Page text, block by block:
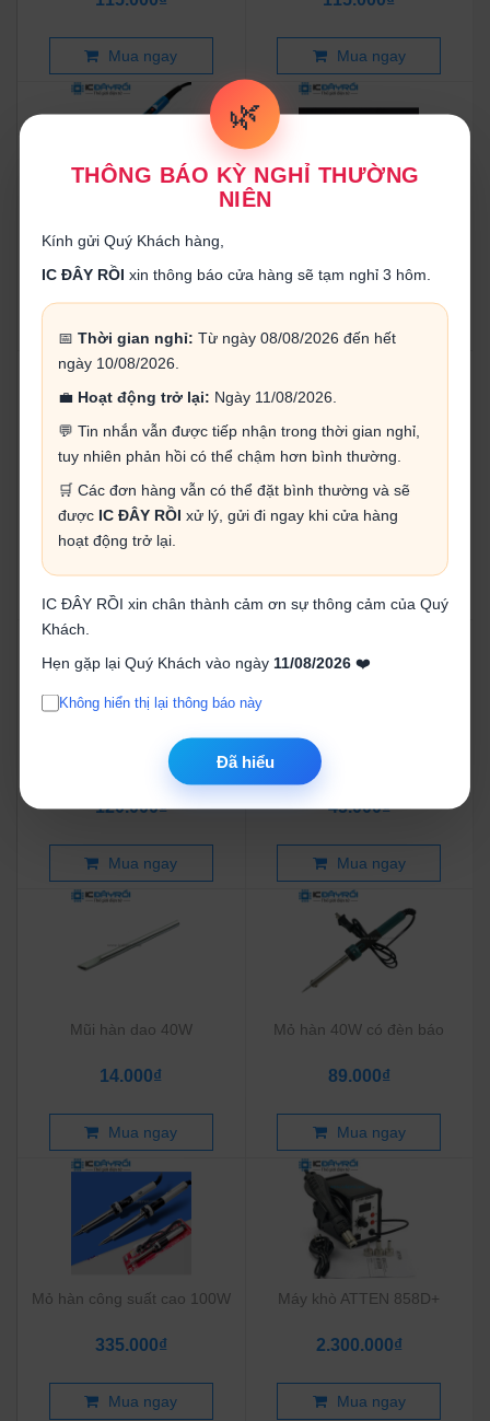
🌿
THÔNG BÁO KỲ NGHỈ THƯỜNG
NIÊN
Kính gửi Quý Khách hàng,
IC ĐÂY RỒI xin thông báo cửa hàng sẽ tạm nghỉ 3 hôm.
📅 Thời gian nghỉ: Từ ngày 08/08/2026 đến hết
ngày 10/08/2026.
💼 Hoạt động trở lại: Ngày 11/08/2026.
💬 Tin nhắn vẫn được tiếp nhận trong thời gian nghỉ,
tuy nhiên phản hồi có thể chậm hơn bình thường.
🛒 Các đơn hàng vẫn có thể đặt bình thường và sẽ
được IC ĐÂY RỒI xử lý, gửi đi ngay khi cửa hàng
hoạt động trở lại.
IC ĐÂY RỒI xin chân thành cảm ơn sự thông cảm của Quý
Khách.
Hẹn gặp lại Quý Khách vào ngày 11/08/2026❤️
Không hiển thị lại thông báo này
Đã hiểu
Mua ngay Mua ngay
hiển thị 908DR 80W
260.000₫ 14.000₫
Đế gác mỏ hàn kèm kính lúp
có đèn
170.000₫
Mua ngay
Mỡ hàn BEST 150g
Mua ngay
Đế gác mỏ hàn đa chức
120.000₫
Mua ngay
Combo 3 đầu mũi hàn 60W
45.000₫
Mua ngay
Mũi hàn dao 40W
14.000₫
Mua ngay
Mỏ hàn 40W có đèn báo
89.000₫
Mua ngay
Mỏ hàn công suất cao 100W
335.000₫
Mua ngay
Máy khò ATTEN 858D+
2.300.000₫
Mua ngay